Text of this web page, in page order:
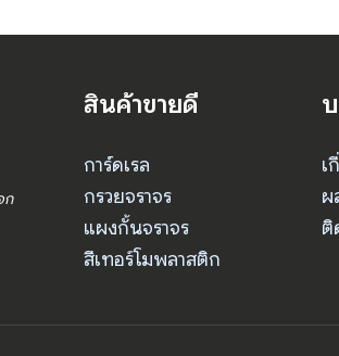
ก
สินค้าขายดี
การ์ดเรล
กรวยจราจร
แผงกั้นจราจร
สีเทอร์โมพลาสติก
เ
ผ
ติ